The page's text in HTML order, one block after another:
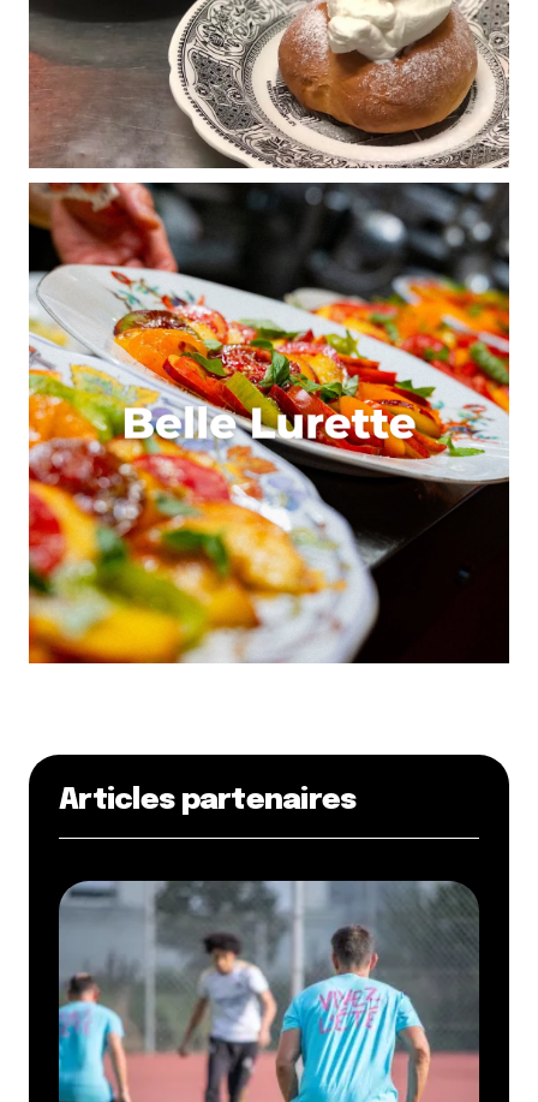
bourrés) que sur les Berges.
Répondre
les gérants des péniches font la gueule : voir des
mecs bourrés juste à côté d’eux et qui viennent
« déranger » la clientèle qui sort ou viens chez eux
.Ça peut se comprendre , et sans faire « l’associal » ,
ce que je ne suis pas , franchement le lendemain
matin les berges c’est à vomir de crasse
ambro
10 juin 2016 à 20 h 44 min
Répondre
N’hésitez pas à vous faire livrer une bouteille
sélectionné par nos cavistes, grâce à GOOT sur
Lyon ! C’est le réflexe à avoir pour les apéros pique-
niques !
Mathilde
22 juillet 2016 à 10 h 44 min
Répondre
E-mail*
Articles partenaires